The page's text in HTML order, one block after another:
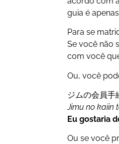
guia é
Para se
Se você não
com você
Ou, você
ジムの会員手
Jimu no kaiin
Eu gostaria
Ou se você